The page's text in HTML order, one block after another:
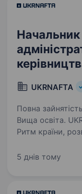
Начальник
UKRNAFTA
Повна
Вища освіта. UKRNAFTA. Тут тримають ритм.
Ритм країни,
Сьогодні це 2
5 днів тому